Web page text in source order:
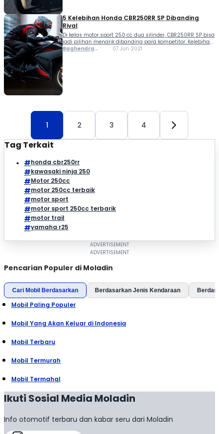
5 Kelebihan Honda CBR250RR SP Dibanding
Rival
Di kelas motor sport 250 cc dua silinder, CBR250RR SP bisa
jadi pilihan menarik dibanding para kompetitor. Kelebihan
Honda CBR250RR SP cukup banyak, mulai dari performa
Baghendra
07 Jun 2021
1 2 3 4
Tag Terkait
honda cbr250rr
kawasaki ninja 250
Motor 250cc
motor 250cc terbaik
motor sport
motor sport 250cc terbarik
motor trail
yamaha r25
Pencarian Populer di Moladin
Cari Mobil Berdasarkan Berdasarkan Jenis Kendaraan
Mobil Paling Populer
Mobil Yang Akan Keluar di Indonesia
Mobil Terbaru
Mobil Termurah
Mobil Termahal
Ikuti Sosial Media Moladin
Info otomotif terbaru dan kabar seru dari Moladin